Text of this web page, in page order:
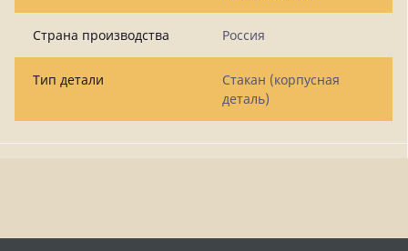
Страна производства Россия
Тип детали
Стакан (корпусная
деталь)